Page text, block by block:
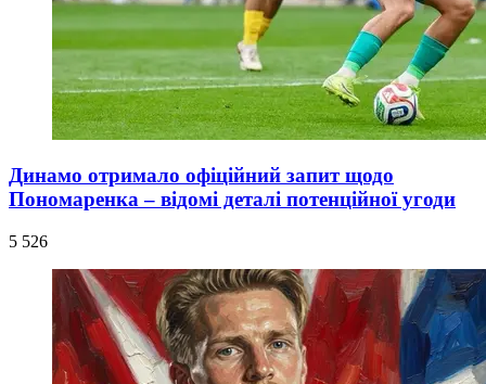
Динамо отримало офіційний запит щодо
Пономаренка – відомі деталі потенційної угоди
5 526